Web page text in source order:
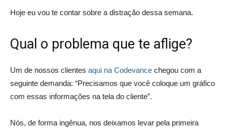
Hoje eu vou te contar sobre a distração dessa semana.
Qual o problema que te aflige?
Um de nossos clientes aqui na Codevance chegou com a
seguinte demanda: “Precisamos que você coloque um gráfico
com essas informações na tela do cliente”.
Nós, de forma ingênua, nos deixamos levar pela primeira